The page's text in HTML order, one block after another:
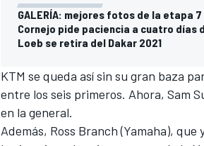
GALERÍA: mejores fotos de la etapa 7
Cornejo pide paciencia a cuatro días
Loeb se retira del Dakar 2021
KTM se queda así sin su gran baza
entre los seis primeros. Ahora, Sam
en la general.
Además, Ross Branch (Yamaha),